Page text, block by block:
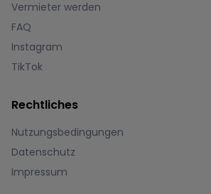
Vermieter werden
FAQ
Instagram
TikTok
Rechtliches
Nutzungsbedingungen
Datenschutz
Impressum